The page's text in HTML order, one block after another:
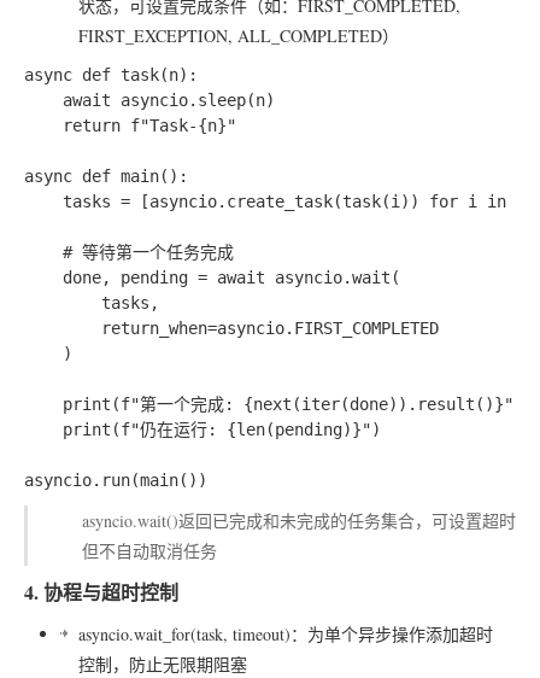
状态，可设置完成条件（如：FIRST_COMPLETED,
FIRST_EXCEPTION, ALL_COMPLETED）
async def task(n):
    await asyncio.sleep(n)
    return f"Task-{n}"
async def main():
tasks = [asyncio.create_task(task(i)) for i in
    # 等待第一个任务完成
    done, pending = await asyncio.wait(
        tasks,
        return_when=asyncio.FIRST_COMPLETED
    )
    print(f"第一个完成: {next(iter(done)).result()}")
    print(f"仍在运行: {len(pending)}")
asyncio.wait()返回已完成和未完成的任务集合，可设置超时
但不自动取消任务
4. 协程与超时控制
asyncio.wait_for(task, timeout)：为单个异步操作添加超时
控制，防止无限期阻塞